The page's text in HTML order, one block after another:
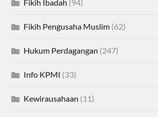
Fikih Ibadah (94)
Fikih Pengusaha Muslim (62)
Hukum Perdagangan (247)
Info KPMI (33)
Kewirausahaan (11)